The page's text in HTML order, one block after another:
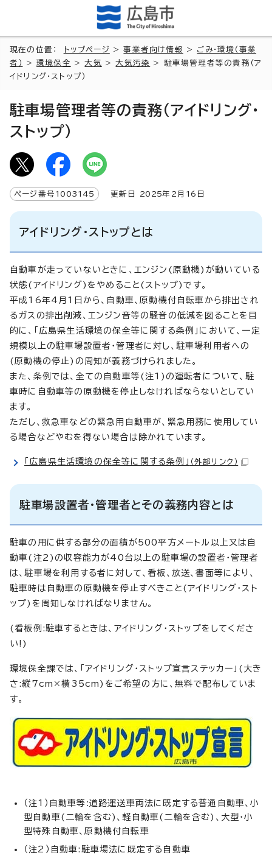
現在の位置： トップページ >事業者向け情報 > ごみ・環境（事業
者）
>環境保全 >大気 >大気汚染
> 駐車場管理者等の責務（ア
イドリング・ストップ）
駐車場管理者等の責務（アイドリング・
ストップ）
ページ番号 1003145 更新日 2025年2月 16 日
アイドリング・ストップとは
自動車が走っていないときに、エンジン(原動機)が動いている
状態(アイドリング)をやめること(ストップ)です。
平成16年4月1日から、自動車、原動機付自転車から排出され
るガスの排出削減、エンジン音等の騒音の低減を図ることを目
的に、「広島県生活環境の保全等に関する条例」において、一定
規模以上の駐車場設置者・管理者に対し、駐車場利用者への
(原動機の停止)の周知が義務づけられました。
また、条例では、全ての自動車等(注1)の運転者について、駐
車時に自動車等の原動機を停止しなければならないとしてい
ます。
ただし、救急車などの緊急用自動車が、緊急用務に使用してい
る場合などやむを得ない場合は除かれています。
「広島県生活環境の保全等に関する条例」 （外部リンク）
駐車場設置者・管理者とその義務内容とは
駐車の用に供する部分の面積が500平方メートル以上又は自
動車(注2)の収容能力が40台以上の駐車場の設置者・管理者
は、駐車場を利用する者に対して、看板、放送、書面等により、
駐車時は自動車の原動機を停止すべきこと(アイドリング・スト
ップ)を周知しなければなりません。
(看板例:駐車するときは、アイドリング・ストップをしてくださ
い!)
環境保全課では、「アイドリング・ストップ宣言ステッカー」(大き
さ:縦7cm×横35cm)をご希望の方に、無料で配布していま
す。
（注1）自動車等:道路運送車両法に既定する普通自動車、小
型自動車(二輪を含む)、軽自動車(二輪を含む)、大型・小
型特殊自動車、原動機付自転車
（注2）自動車:駐車場法に既定する自動車